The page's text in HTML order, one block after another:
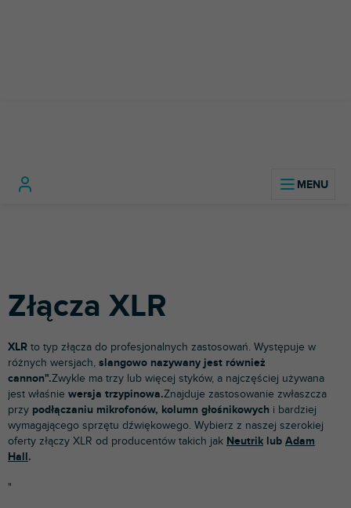
Złącza XLR
XLR to typ złącza do profesjonalnych zastosowań. Występuje w
różnych wersjach, slangowo nazywany jest również
cannon".Zwykle ma trzy lub więcej styków, a najczęściej używana
jest właśnie wersja trzypinowa.Znajduje zastosowanie zwłaszcza
przy podłączaniu mikrofonów, kolumn głośnikowych i bardziej
wymagającego sprzętu dźwiękowego. Wybierz z naszej szerokiej
oferty złączy XLR od producentów takich jak Neutrik lub Adam
Hall.
"